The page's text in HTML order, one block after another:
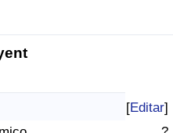
[Editar]